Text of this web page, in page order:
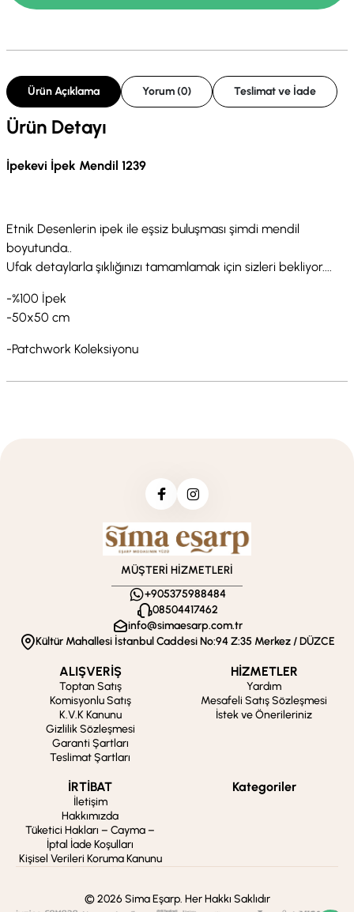
Ürün Açıklama Yorum (0) Teslimat ve İade
Ürün Detayı
İpekevi İpek Mendil 1239
Etnik Desenlerin ipek ile eşsiz buluşması şimdi mendil
boyutunda..
Ufak detaylarla şıklığınızı tamamlamak için sizleri bekliyor....
-%100 İpek
-50x50 cm
-Patchwork Koleksiyonu
MÜŞTERİ HİZMETLERİ
+905375988484
08504417462
info@simaesarp.com.tr
Kültür Mahallesi İstanbul Caddesi No:94 Z:35 Merkez / DÜZCE
ALIŞVERİŞ
Toptan Satış
Komisyonlu Satış
K.V.K Kanunu
Gizlilik Sözleşmesi
Garanti Şartları
Teslimat Şartları
HİZMETLER
Yardım
Mesafeli Satış Sözleşmesi
İstek ve Önerileriniz
İRTİBAT
İletişim
Hakkımızda
Tüketici Hakları – Cayma –
İptal İade Koşulları
Kişisel Verileri Koruma Kanunu
Kategoriler
© 2026 Sima Eşarp. Her Hakkı Saklıdır